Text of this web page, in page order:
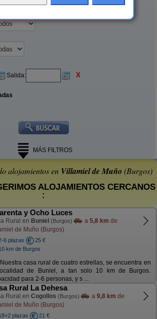
Salida: X
MÁS FILTROS
alojamientos en Villamiel de Muño (Burgos)
ALOJAMIENTOS CERCANOS
:
y Ocho Luces
Rural en Buniel (Burgos) a 5,8 km de
de Muño (Burgos)
6 plazas
25 €
km de Burgos
Nuestra casa rural de cuatro estrellas, se encuentra en
de Buniel, a tan solo 10 km de Burgos.
para 2-6 personas, y s ...
Rural La Dehesa
Rural en Cogollos (Burgos) a 9,8 km de
de Muño (Burgos)
plazas
21 €